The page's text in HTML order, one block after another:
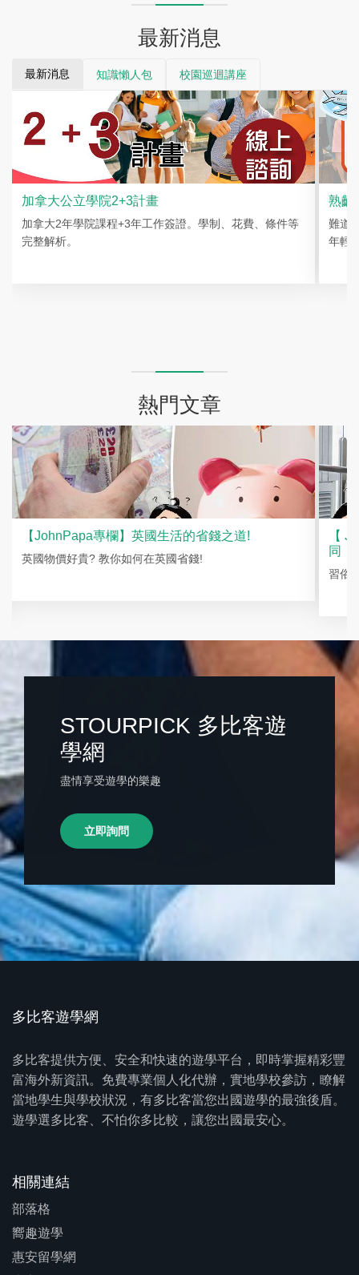
最新消息
最新消息 知識懶人包 校園巡迴講座
加拿大公立學院2+3計畫
加拿大2年學院課程+3年工作簽證。學制、花費、條件等
完整解析。
熟齡
難道
年輕
熱門文章
【JohnPapa專欄】英國生活的省錢之道!
英國物價好貴? 教你如何在英國省錢!
【
同，
習俗
STOURPICK 多比客遊
學網
盡情享受遊學的樂趣
立即詢問
多比客遊學網
多比客提供方便、安全和快速的遊學平台，即時掌握精彩豐
富海外新資訊。免費專業個人化代辦，實地學校參訪，瞭解
當地學生與學校狀況，有多比客當您出國遊學的最強後盾。
遊學選多比客、不怕你多比較，讓您出國最安心。
相關連結
部落格
嚮趣遊學
惠安留學網